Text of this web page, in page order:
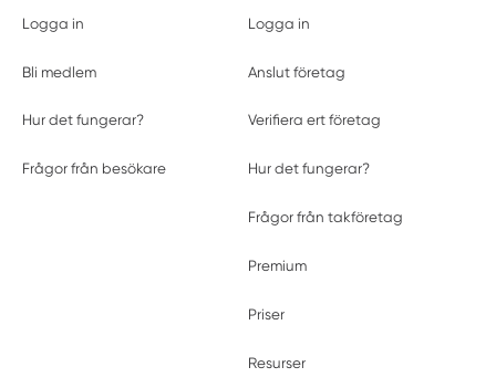
Logga in
Bli medlem
Hur det fungerar?
Frågor från besökare
Logga in
Anslut företag
Verifiera ert företag
Hur det fungerar?
Frågor från takföretag
Premium
Priser
Resurser